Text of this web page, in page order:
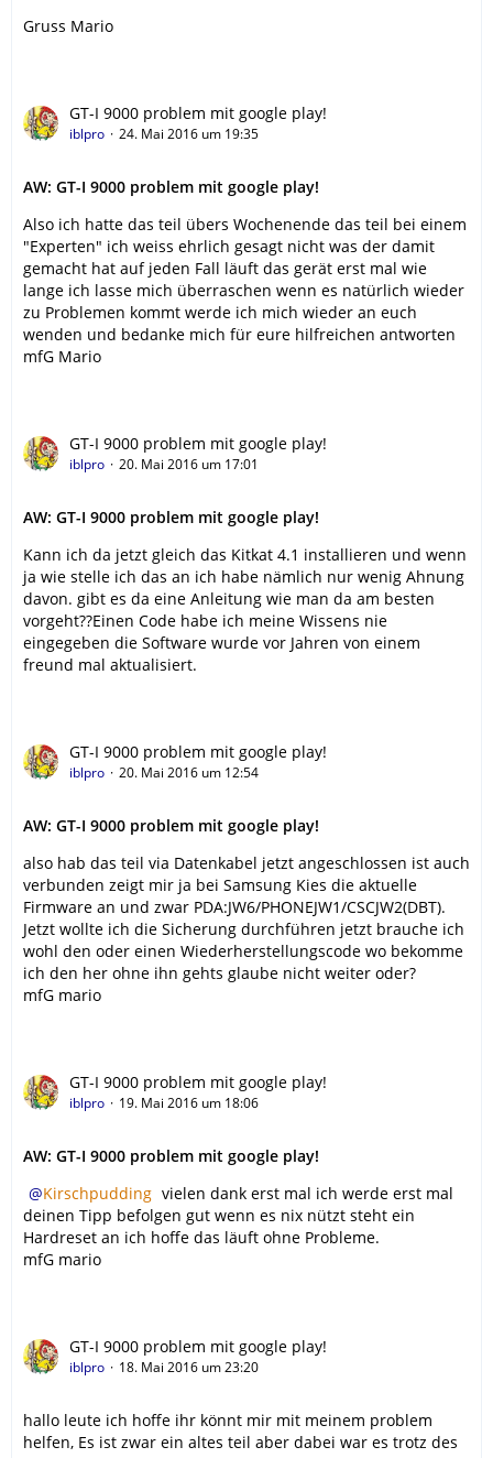
Gruss Mario
GT-I 9000 problem mit google play!
iblpro 24. Mai 2016 um 19:35
AW: GT-I 9000 problem mit google play!
Also ich hatte das teil übers Wochenende das teil bei einem
"Experten" ich weiss ehrlich gesagt nicht was der damit
gemacht hat auf jeden Fall läuft das gerät erst mal wie
lange ich lasse mich überraschen wenn es natürlich wieder
zu Problemen kommt werde ich mich wieder an euch
wenden und bedanke mich für eure hilfreichen antworten
mfG Mario
GT-I 9000 problem mit google play!
iblpro 20. Mai 2016 um 17:01
AW: GT-I 9000 problem mit google play!
Kann ich da jetzt gleich das Kitkat 4.1 installieren und wenn
ja wie stelle ich das an ich habe nämlich nur wenig Ahnung
davon. gibt es da eine Anleitung wie man da am besten
vorgeht??Einen Code habe ich meine Wissens nie
eingegeben die Software wurde vor Jahren von einem
freund mal aktualisiert.
GT-I 9000 problem mit google play!
iblpro 20. Mai 2016 um 12:54
AW: GT-I 9000 problem mit google play!
also hab das teil via Datenkabel jetzt angeschlossen ist auch
verbunden zeigt mir ja bei Samsung Kies die aktuelle
Firmware an und zwar PDA:JW6/PHONEJW1/CSCJW2(DBT).
Jetzt wollte ich die Sicherung durchführen jetzt brauche ich
wohl den oder einen Wiederherstellungscode wo bekomme
ich den her ohne ihn gehts glaube nicht weiter oder?
mfG mario
GT-I 9000 problem mit google play!
iblpro 19. Mai 2016 um 18:06
AW: GT-I 9000 problem mit google play!
Kirschpudding vielen dank erst mal ich werde erst mal
deinen Tipp befolgen gut wenn es nix nützt steht ein
Hardreset an ich hoffe das läuft ohne Probleme.
mfG mario
GT-I 9000 problem mit google play!
iblpro 18. Mai 2016 um 23:20
hallo leute ich hoffe ihr könnt mir mit meinem problem
helfen, Es ist zwar ein altes teil aber dabei war es trotz des